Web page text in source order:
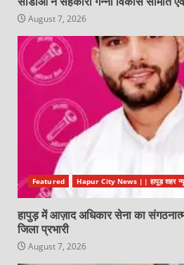
August 7, 2026
Featured Hapur City News || हापुड़ शहर
हापुड़ में आज़ाद अधिकार सेना का
जिला प्रभारी
August 7, 2026